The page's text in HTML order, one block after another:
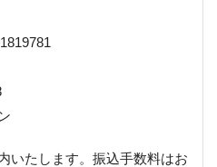
いたします。振込手数料はお